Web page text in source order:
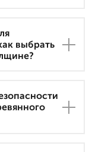
выбрать